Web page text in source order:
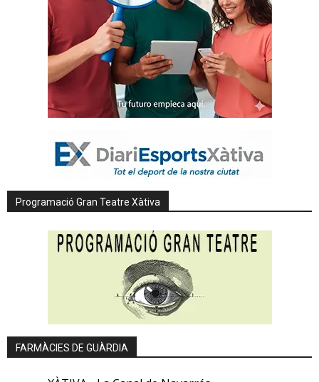
Programació Gran Teatre Xàtiva
FARMÀCIES DE GUÀRDIA